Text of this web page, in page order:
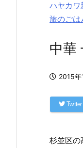
ハヤカワ
旅のごは
中華
2015年
Twitter
杉並区の